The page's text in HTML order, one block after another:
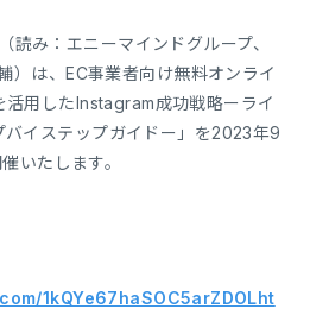
み：エニーマインドグループ、
）は、EC事業者向け無料オンライ
活用したInstagram成功戦略ーライ
バイステップガイドー」を2023年9
いたします。
1kQYe67haSOC5arZDOLht